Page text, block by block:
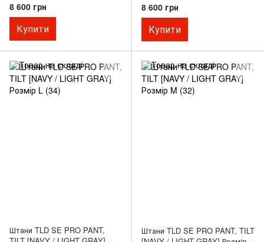
(32)
8 600 грн
Купити
XL
8 600 грн
Купити
Штани TLD SE PRO PANT,
Штани TLD SE PRO PANT, TILT